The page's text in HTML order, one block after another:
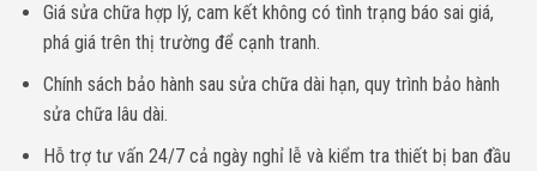
Giá sửa chữa hợp lý, cam kết không có tình trạng báo sai giá,
phá giá trên thị trường để cạnh tranh.
Chính sách bảo hành sau sửa chữa dài hạn, quy trình bảo hành
sửa chữa lâu dài.
Hỗ trợ tư vấn 24/7 cả ngày nghỉ lễ và kiểm tra thiết bị ban đầu